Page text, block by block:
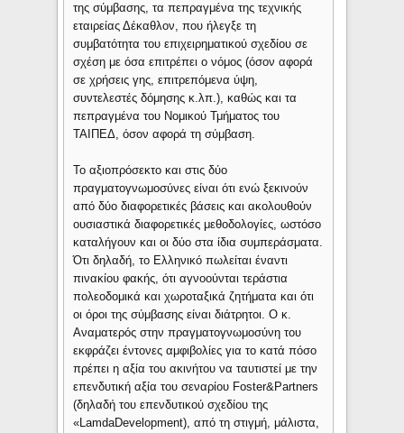
της σύμβασης, τα πεπραγμένα της τεχνικής
εταιρείας Δέκαθλον, που ήλεγξε τη
συμβατότητα του επιχειρηματικού σχεδίου σε
σχέση με όσα επιτρέπει ο νόμος (όσον αφορά
σε χρήσεις γης, επιτρεπόμενα ύψη,
συντελεστές δόμησης κ.λπ.), καθώς και τα
πεπραγμένα του Νομικού Τμήματος του
ΤΑΙΠΕΔ, όσον αφορά τη σύμβαση.
Το αξιοπρόσεκτο και στις δύο
πραγματογνωμοσύνες είναι ότι ενώ ξεκινούν
από δύο διαφορετικές βάσεις και ακολουθούν
ουσιαστικά διαφορετικές μεθοδολογίες, ωστόσο
καταλήγουν και οι δύο στα ίδια συμπεράσματα.
Ότι δηλαδή, το Ελληνικό πωλείται έναντι
πινακίου φακής, ότι αγνοούνται τεράστια
πολεοδομικά και χωροταξικά ζητήματα και ότι
οι όροι της σύμβασης είναι διάτρητοι. Ο κ.
Αναματερός στην πραγματογνωμοσύνη του
εκφράζει έντονες αμφιβολίες για το κατά πόσο
πρέπει η αξία του ακινήτου να ταυτιστεί με την
επενδυτική αξία του σεναρίου Foster&Partners
(δηλαδή του επενδυτικού σχεδίου της
«LamdaDevelopment), από τη στιγμή, μάλιστα,